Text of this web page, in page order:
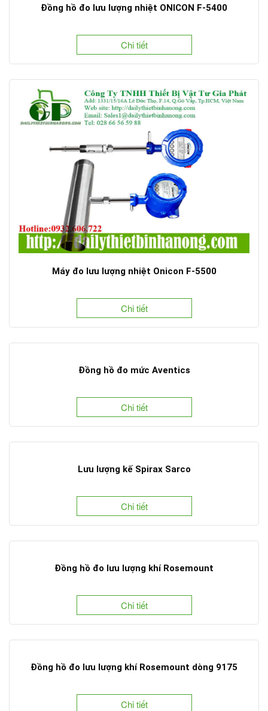
Đồng hồ đo lưu lượng nhiệt ONICON F-5400
Chi tiết
Máy đo lưu lượng nhiệt Onicon F-5500
Chi tiết
Đồng hồ đo mức Aventics
Chi tiết
Lưu lượng kế Spirax Sarco
Chi tiết
Đồng hồ đo lưu lượng khí Rosemount
Chi tiết
Đồng hồ đo lưu lượng khí Rosemount dòng 9175
Chi tiết